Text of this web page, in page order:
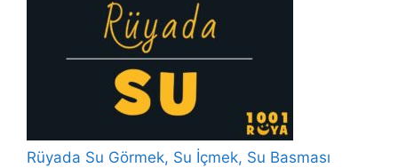
Rüyada Su Görmek, Su İçmek, Su Basması